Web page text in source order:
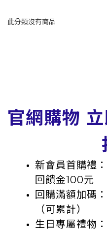
此分類沒有商品
官網購物
新會員首購禮
回饋金100元
回購滿額加碼
（可累計）
生日專屬禮物